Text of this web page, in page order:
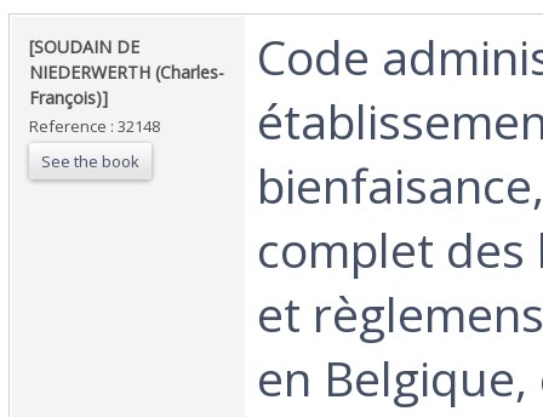
‎[SOUDAIN DE
NIEDERWERTH (Charles-
François)]‎
Reference : 32148
See the book
‎Code
complet
et
en